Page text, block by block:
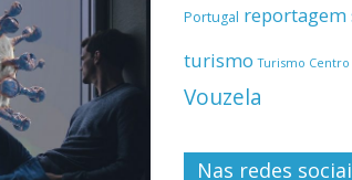
Portugal reportagem
turismo Turismo
Vouzela
Nas redes